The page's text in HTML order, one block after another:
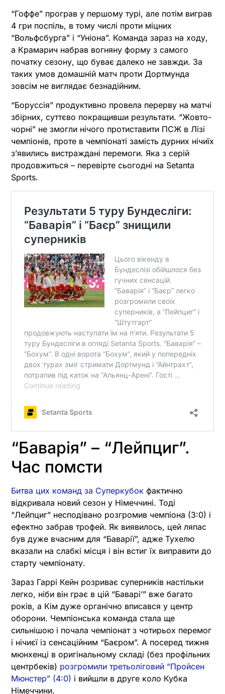
“Гоффе” програв у першому турі, але потім виграв
4 гри поспіль, в тому числі проти міцних
“Вольфсбурга” і “Уніона”. Команда зараз на ходу,
а Крамарич набрав вогняну форму з самого
початку сезону, що буває далеко не завжди. За
таких умов домашній матч проти Дортмунда
зовсім не виглядає безнадійним.
“Боруссія” продуктивно провела перерву на матчі
збірних, суттєво покращивши результати. “Жовто-
чорні” не змогли нічого протиставити ПСЖ в Лізі
чемпіонів, проте в чемпіонаті замість дурних нічиїх
зʼявились вистраждані перемоги. Яка з серій
продовжиться – перевірте сьогодні на Setanta
Sports.
“Баварія” – “Лейпциг”.
Час помсти
Битва цих команд за Суперкубок фактично
відкривала новий сезон у Німеччині. Тоді
“Лейпциг” несподівано розгромив чемпіона (3:0) і
ефектно забрав трофей. Як виявилось, цей ляпас
був дуже вчасним для “Баварії”, адже Тухелю
вказали на слабкі місця і він встиг їх виправити до
старту чемпіонату.
Зараз Гаррі Кейн розриває суперників настільки
легко, ніби він грає в цій “Баваріʼ” вже багато
років, а Кім дуже органічно вписався у центр
оборони. Чемпіонська команда стала ще
сильнішою і почала чемпіонат з чотирьох перемог
і нічиєї із сенсаційним “Баєром”. А посеред тижня
мюнхенці в оригінальному складі (без профільних
центрбеків) розгромили третьоліговий “Пройсен
Мюнстер” (4:0) і вийшли в друге коло Кубка
Німеччини.